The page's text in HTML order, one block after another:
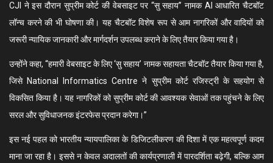
CJI ने इस दौरान सुप्रीम कोर्ट की वेबसाइट पर “सु सहाय” नामक AI आधारित चैटबॉट
लॉन्च करने की भी घोषणा की। यह चैटबॉट विशेष रूप से आम नागरिकों और वादियों को
जरूरी न्यायिक जानकारी और मार्गदर्शन उपलब्ध कराने के लिए तैयार किया गया है।
उन्होंने कहा, “हमारी वेबसाइट के लिए ‘सु सहाय’ नामक सहायता चैटबॉट तैयार किया गया है,
जिसे National Informatics Centre ने सुप्रीम कोर्ट रजिस्ट्री के सहयोग से
विकसित किया है। यह नागरिकों को सुप्रीम कोर्ट की आवश्यक सेवाओं तक पहुंचने के लिए
सरल और सुविधाजनक इंटरफेस प्रदान करेगा।”
इस नई पहल को भारतीय न्यायपालिका के डिजिटलीकरण की दिशा में एक महत्वपूर्ण कदम
माना जा रहा है। इससे न केवल अदालतों की कार्यप्रणाली में पारदर्शिता बढ़ेगी, बल्कि आम